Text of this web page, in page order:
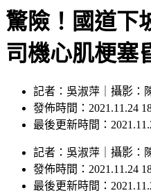
驚險！國道
司機心肌梗塞
記者：吳淑萍｜攝影：
發佈時間：2021.11.24
最後更新時間：
記者 ： 吳淑萍 攝影 ：
發佈時間： 2021.11.24
最後更新時間：